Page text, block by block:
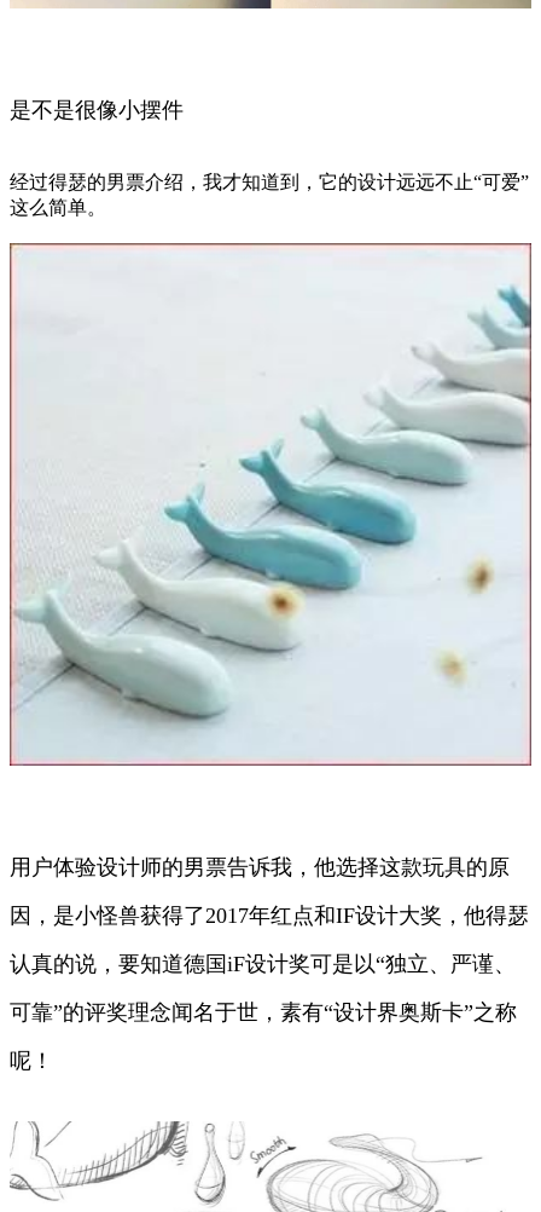
是不是很像小摆件
经过得瑟的男票介绍，我才知道到，它的设计远远不止“可爱”
这么简单。
用户体验设计师的男票告诉我，他选择这款玩具的原
因，是小怪兽获得了2017年红点和IF设计大奖，他得瑟
认真的说，要知道德国iF设计奖可是以“独立、严谨、
可靠”的评奖理念闻名于世，素有“设计界奥斯卡”之称
呢！